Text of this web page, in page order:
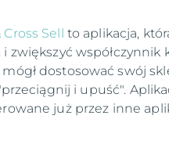
Sell to aplikacja,
zwiększyć współczynnik
mógł dostosować swój
i upuść".
już przez inne